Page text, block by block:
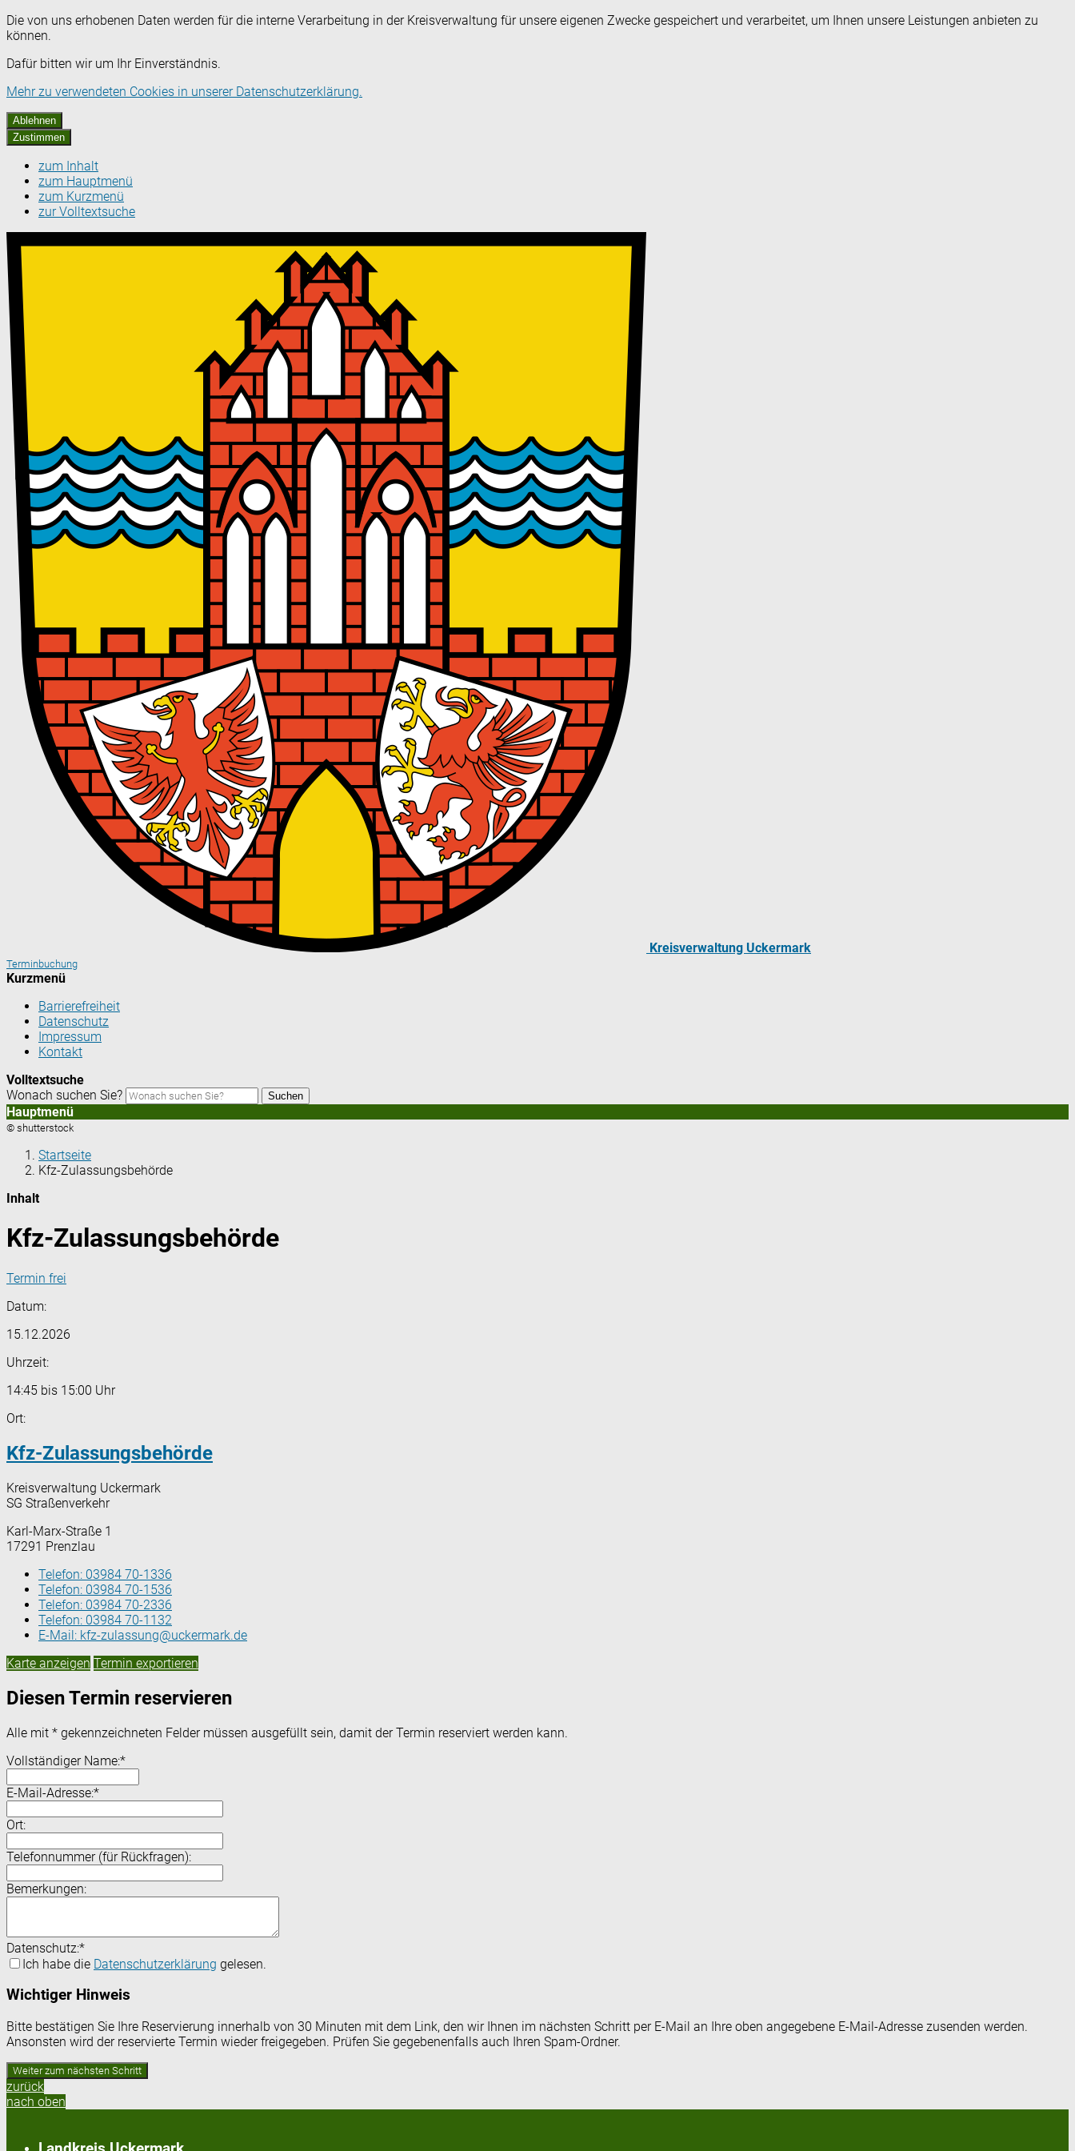
Die von uns erhobenen Daten werden für die interne Verarbeitung in der Kreisverwaltung für unsere eigenen Zwecke gespeichert und verarbeitet, um Ihnen unsere Leistungen anbieten zu
können.
Dafür bitten wir um Ihr Einverständnis.
Mehr zu verwendeten Cookies in unserer Datenschutzerklärung.
Ablehnen
Zustimmen
zum Inhalt
zum Hauptmenü
zum Kurzmenü
zur Volltextsuche
Kreisverwaltung Uckermark
Terminbuchung
Kurzmenü
Barrierefreiheit
Datenschutz
Impressum
Kontakt
Volltextsuche
Wonach suchen Sie?
Suchen
Hauptmenü
© shutterstock
Startseite
Kfz-Zulassungsbehörde
Inhalt
Kfz-Zulassungsbehörde
Termin frei
Datum:
15.12.2026
Uhrzeit:
14:45 bis 15:00 Uhr
Ort:
Kfz-Zulassungsbehörde
Kreisverwaltung Uckermark
SG Straßenverkehr
Karl-Marx-Straße 1
17291 Prenzlau
Telefon: 03984 70-1336
Telefon: 03984 70-1536
Telefon: 03984 70-2336
Telefon: 03984 70-1132
E-Mail: kfz-zulassung@uckermark.de
Karte anzeigen Termin exportieren
Diesen Termin reservieren
Alle mit * gekennzeichneten Felder müssen ausgefüllt sein, damit der Termin reserviert werden kann.
Vollständiger Name:*
E-Mail-Adresse:*
Ort:
Telefonnummer (für Rückfragen):
Bemerkungen:
Datenschutz:*
Ich habe die Datenschutzerklärung gelesen.
Wichtiger Hinweis
Bitte bestätigen Sie Ihre Reservierung innerhalb von 30 Minuten mit dem Link, den wir Ihnen im nächsten Schritt per E-Mail an Ihre oben angegebene E-Mail-Adresse zusenden werden.
Ansonsten wird der reservierte Termin wieder freigegeben. Prüfen Sie gegebenenfalls auch Ihren Spam-Ordner.
zurück
nach oben